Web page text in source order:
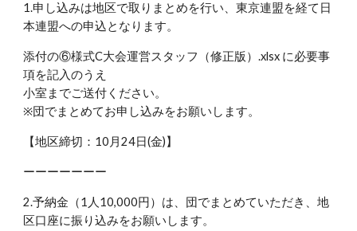
1.申し込みは地区で取りまとめを行い、東京連盟を経て日
本連盟への申込となります。
添付の⑥様式C大会運営スタッフ（修正版）.xlsx に必要事
項を記入のうえ
小室までご送付ください。
※団でまとめてお申し込みをお願いします。
【地区締切：10月24日(金)】
ーーーーーーー
2.予納金（1人10,000円）は、団でまとめていただき、地
区口座に振り込みをお願いします。